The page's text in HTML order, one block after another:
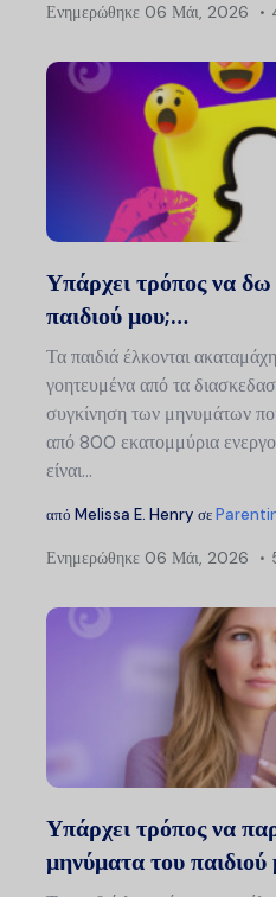
Ενημερώθηκε 06 Μάι, 2026
Υπάρχει τρόπος να
παιδιού μου;…
Τα παιδιά έλκονται
γοητευμένα από τα
συγκίνηση των μηνυμάτων
από 800 εκατομμύρια
είναι...
από Melissa E. Henry σε
Ενημερώθηκε 06 Μάι, 2026
Υπάρχει τρόπος να
μηνύματα του παιδιού